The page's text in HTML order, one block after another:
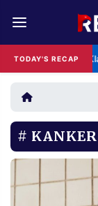
TODAY'S RECAP
REDAKSI
RESOLUSI
RUBRIKASI
EDITORIAL
FINANSIA
KANKER